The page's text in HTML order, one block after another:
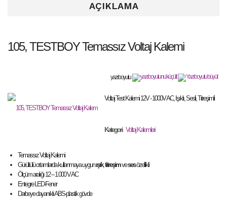
AÇIKLAMA
105, TESTBOY Temassız Voltaj Kalemi
yazı boyutu
Voltaj Test Kalemi 12V - 1000V AC, Işıklı, Sesli, Titreşimli
Kategori Voltaj Kalemleri
Temassız Voltaj Kalemi
Gürültülü ortamlarda kullanmaya uygunışık,titreşimvesesözellikli
Ölçüm aralığı 12 – 1.000 V AC
Entegre LED-Fener
Darbeye dayanıklı ABS-plastik gövde